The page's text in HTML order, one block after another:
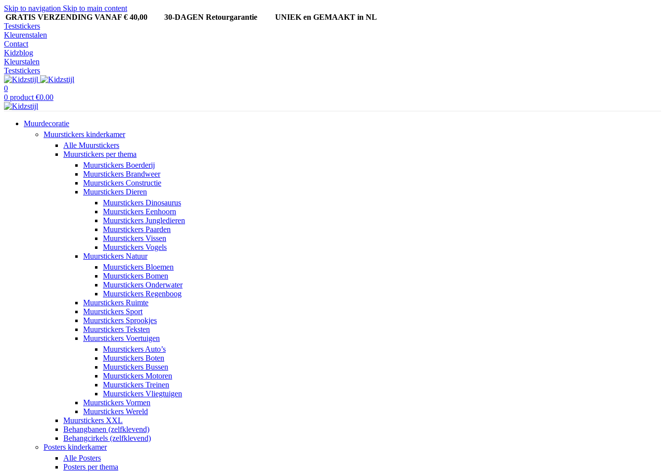
Skip to navigation Skip to main content
GRATIS VERZENDING VANAF € 40,00
30-DAGEN Retourgarantie UNIEK en GEMAAKT in NL
Teststickers
Kleurenstalen
Contact
Kidzblog
Kleurstalen
Teststickers
0
0 product €0.00
Muurdecoratie
Muurstickers kinderkamer
Alle Muurstickers
Muurstickers per thema
Muurstickers Boerderij
Muurstickers Brandweer
Muurstickers Constructie
Muurstickers Dieren
Muurstickers Dinosaurus
Muurstickers Eenhoorn
Muurstickers Jungledieren
Muurstickers Paarden
Muurstickers Vissen
Muurstickers Vogels
Muurstickers Natuur
Muurstickers Bloemen
Muurstickers Bomen
Muurstickers Onderwater
Muurstickers Regenboog
Muurstickers Ruimte
Muurstickers Sport
Muurstickers Sprookjes
Muurstickers Teksten
Muurstickers Voertuigen
Muurstickers Auto’s
Muurstickers Boten
Muurstickers Bussen
Muurstickers Motoren
Muurstickers Treinen
Muurstickers Vliegtuigen
Muurstickers Vormen
Muurstickers Wereld
Muurstickers XXL
Behangbanen (zelfklevend)
Behangcirkels (zelfklevend)
Posters kinderkamer
Alle Posters
Posters per thema